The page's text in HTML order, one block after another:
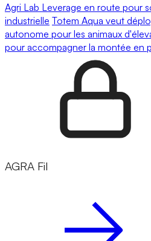
Agri Lab Leverage en route pour
industrielle Totem Aqua veut
autonome pour les animaux
pour accompagner la montée en
AGRA Fil